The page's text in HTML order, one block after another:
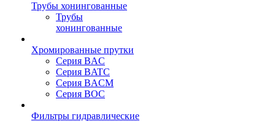
Трубы хонингованные
Трубы
хонингованные
Хромированные прутки
Серия BAC
Серия BATC
Серия BACM
Серия BOC
Фильтры гидравлические